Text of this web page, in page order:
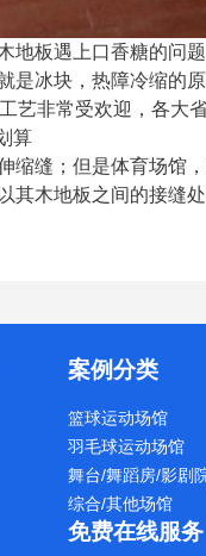
板遇上口香糖的问
冰块，热障冷缩的
艺非常受欢迎，各大
算
缝；但是体育场馆
木地板之间的接缝
案例分类
篮球运动场馆
羽毛球运动场馆
舞台/舞蹈房/影剧
综合/其他场馆
免费在线服务